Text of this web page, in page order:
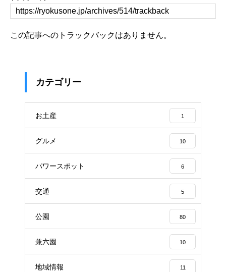
この記事へのトラックバックはありません。
カテゴリー
お土産 1
グルメ 10
パワースポット 6
交通 5
公園 80
兼六園 10
地域情報 11